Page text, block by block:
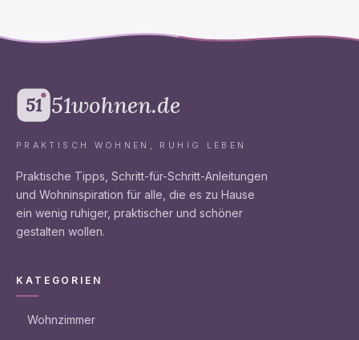
51 51wohnen.de
PRAKTISCH WOHNEN, RUHIG LEBEN
Praktische Tipps, Schritt-für-Schritt-Anleitungen
und Wohn­inspiration für alle, die es zu Hause
ein wenig ruhiger, praktischer und schöner
gestalten wollen.
KATEGORIEN
Wohnzimmer